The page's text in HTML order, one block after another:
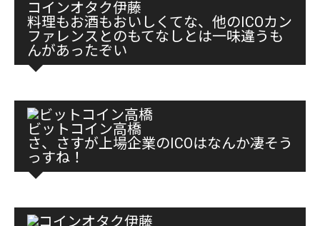
コインオタク伊藤
料理もお酒もおいしくてな、他のICOカン
ファレンスとのもてなしとは一味違うも
んがあったぞい
ビットコイン高橋
さ、さすが上場企業のICOはなんか凄そう
っすね！